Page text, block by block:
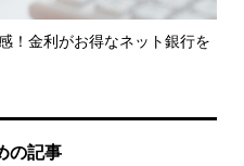
！金利がお得なネット銀行を
の記事